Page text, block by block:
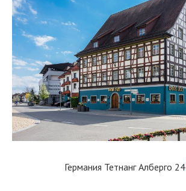
Германия Тетнанг Алберго 24